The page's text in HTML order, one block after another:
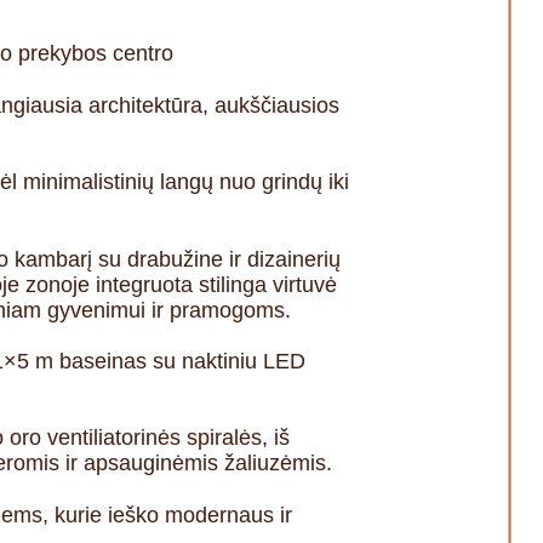
prekybos centro
architektūra, aukščiausios
minimalistinių langų nuo grindų iki
kambarį su drabužine ir dizainerių
zonoje integruota stilinga virtuvė
gyvenimui ir pramogoms.
m baseinas su naktiniu LED
ventiliatorinės spiralės, iš
ir apsauginėmis žaliuzėmis.
kurie ieško modernaus ir